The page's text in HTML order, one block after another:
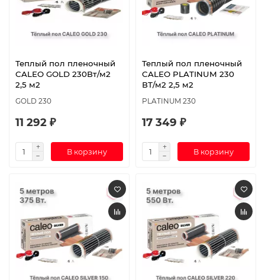
Теплый пол пленочный
CALEO GOLD 230Вт/м2
2,5 м2
GOLD 230
11 292 ₽
В корзину
Теплый пол пленочный
CALEO PLATINUM 230
ВТ/м2 2,5 м2
PLATINUM 230
17 349 ₽
В корзину